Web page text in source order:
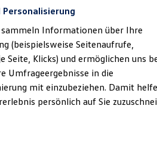
mit Schlussrate
und Garantien
Class bei Volkswagen
sammeln Informationen über Ihre
(beispielsweise Seitenaufrufe,
Seite, Klicks) und ermöglichen uns
Umfrageergebnisse in die
mit einzubeziehen. Damit
persönlich auf Sie